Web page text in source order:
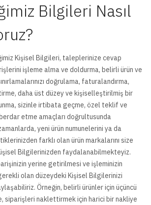
Bilgileri Nasıl
Kişisel Bilgileri, taleplerinize cevap
işleme alma ve doldurma, belirli ürün ve
doğrulama, faturalandırma,
daha üst düzey ve kişiselleştirilmiş bir
sizinle irtibata geçme, özel teklif ve
etme amaçları doğrultusunda
yeni ürün numunelerini ya da
farklı olan ürün markalarını size
Bilgilerinizden faydalanabilmekteyiz.
yerine getirilmesi ve işleminizin
olan düzeydeki Kişisel Bilgilerinizi
Örneğin, belirli ürünler için üçüncü
siparişleri naklettirmek için harici bir nakliye